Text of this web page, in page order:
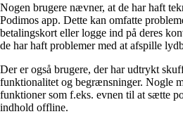
Nogen brugere nævner, at de har haft
Podimos app. Dette kan omfatte
betalingskort eller logge ind på deres
de har haft problemer med at afspille
Der er også brugere, der har udtrykt
funktionalitet og begrænsninger. Nogle
funktioner som f.eks. evnen til at sætte
indhold offline.